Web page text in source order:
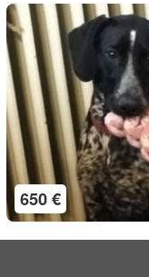
650 €